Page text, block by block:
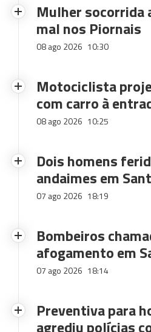
Mulher socorrida
mal nos Piornais
08 ago 2026 10:30
Motociclista
com carro à
08 ago 2026 10:25
Dois homens
andaimes em
07 ago 2026 18:19
Bombeiros
afogamento em
07 ago 2026 18:14
Preventiva para
agrediu polícias